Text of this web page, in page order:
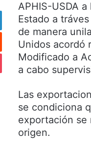
APHIS-USDA
Estado a
de manera
Unidos acordó
Modificado a
a cabo
Las
se condiciona
exportación se
origen.
LinkedIn
Reddit
Pocket